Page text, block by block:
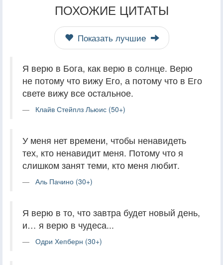
ПОХОЖИЕ ЦИТАТЫ
Показать лучшие
Я верю в Бога, как верю в солнце. Верю
не потому что вижу Его, а потому что в Его
свете вижу все остальное.
Клайв Стейплз Льюис (50+)
У меня нет времени, чтобы ненавидеть
тех, кто ненавидит меня. Потому что я
слишком занят теми, кто меня любит.
Аль Пачино (30+)
Я верю в то, что завтра будет новый день,
и… я верю в чудеса...
Одри Хепберн (30+)